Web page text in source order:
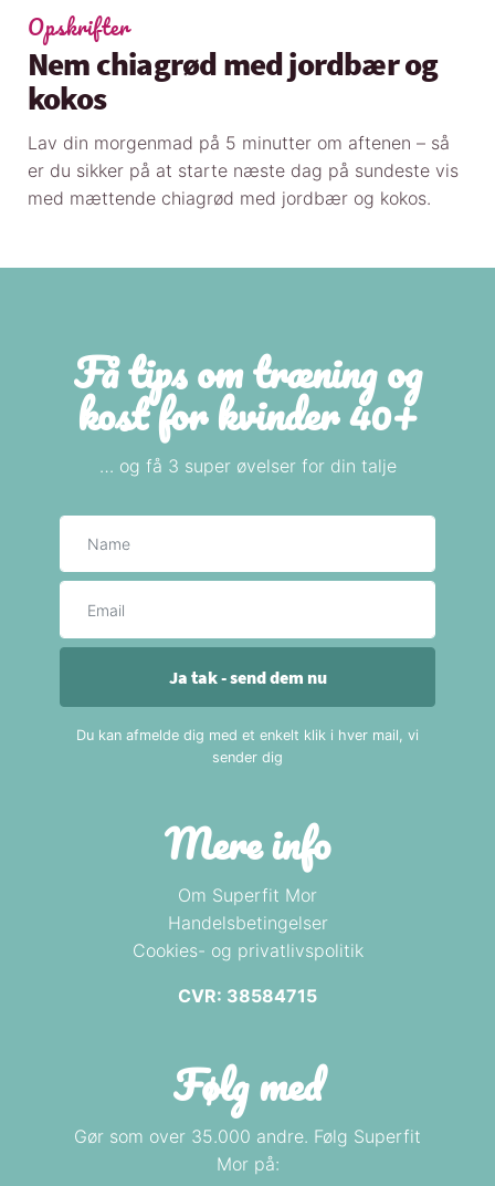
Opskrifter
Nem chiagrød med jordbær og
kokos
Lav din morgenmad på 5 minutter om aftenen – så
er du sikker på at starte næste dag på sundeste vis
med mættende chiagrød med jordbær og kokos.
Mere info
Om Superfit Mor
Handelsbetingelser
Cookies- og privatlivspolitik
CVR: 38584715
Få tips om træning og
kost for kvinder 40+
… og få 3 super øvelser for din talje
Ja tak - send dem nu
Du kan afmelde dig med et enkelt klik i hver mail, vi
sender dig
Følg med
Gør som over 35.000 andre. Følg Superfit
Mor på: